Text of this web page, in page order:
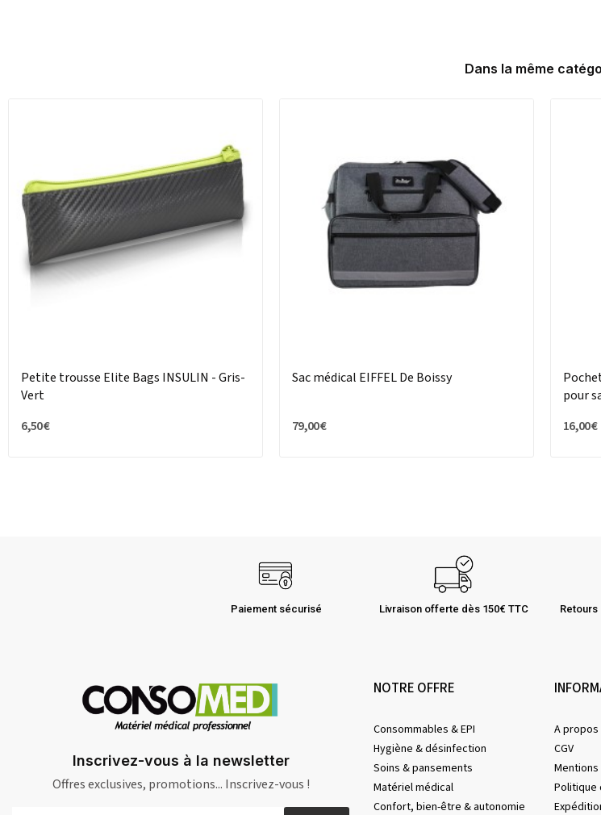
Dans la même
Petite trousse Elite Bags INSULIN - Gris-
Vert
6,50 €
Sac médical EIFFEL De Boissy
79,00 €
pour
16,00 €
Paiement sécurisé Livraison offerte dès 150€ TTC Retours
Inscrivez-vous à la newsletter
Offres exclusives, promotions... Inscrivez-vous !
NOTRE OFFRE
Consommables & EPI
Hygiène & désinfection
Soins & pansements
Matériel médical
Confort, bien-être & autonomie
A propos
CGV
Politique